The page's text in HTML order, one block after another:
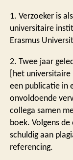
1. Verzoeker is
universitaire
Erasmus
2. Twee jaar
[het universitaire
een publicatie in
onvoldoende
collega samen
boek. Volgens
schuldig aan
referencing.